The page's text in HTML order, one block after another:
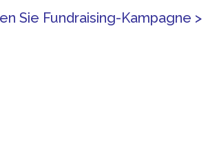
Sie Fundraising-Kampagne >